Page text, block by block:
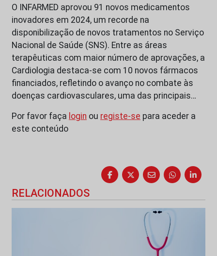
O INFARMED aprovou 91 novos medicamentos
inovadores em 2024, um recorde na
disponibilização de novos tratamentos no Serviço
Nacional de Saúde (SNS). Entre as áreas
terapêuticas com maior número de aprovações, a
Cardiologia destaca-se com 10 novos fármacos
financiados, refletindo o avanço no combate às
doenças cardiovasculares, uma das principais…
Por favor faça login ou registe-se para aceder a
este conteúdo
RELACIONADOS